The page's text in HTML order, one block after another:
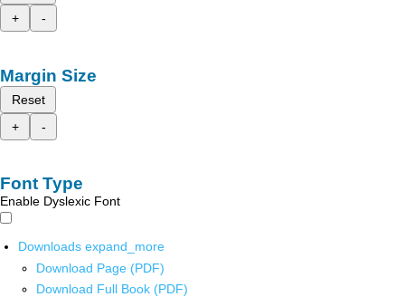
+
-
Margin Size
Reset
+
-
Font Type
Enable Dyslexic Font
Downloads expand_more
Download Page (PDF)
Download Full Book (PDF)